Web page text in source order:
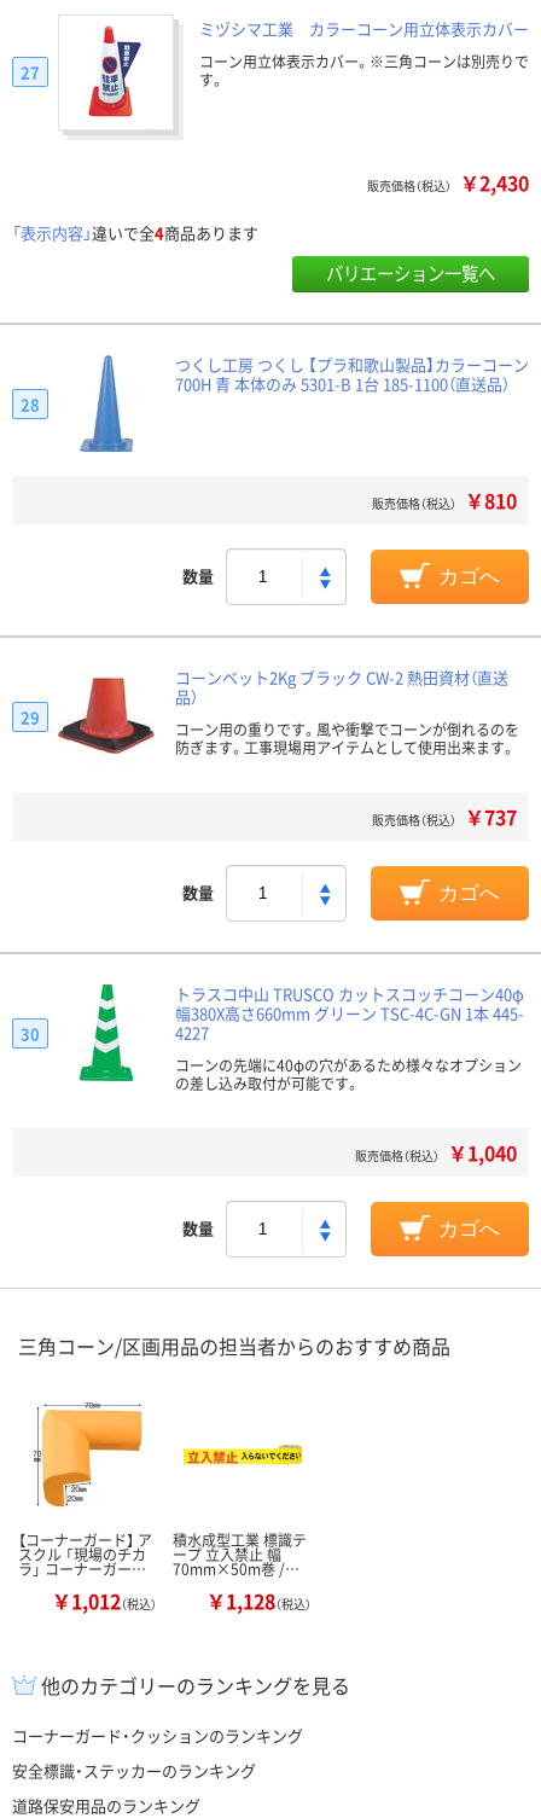
ミヅシマ工業 カラーコーン用立体表示カバー
コーン用立体表示カバー。※三角コーンは別売りで
す。
27
販売価格（税込） ￥2,430
「表示内容」違いで全4商品あります
バリエーション一覧へ
つくし工房 つくし 【プラ和歌山製品】カラーコーン
700H 青 本体のみ 5301-B 1台 185-1100（直送品）
28
販売価格（税込） ￥810
数量 カゴへ
コーンベット2Kg ブラック CW-2 熱田資材（直送
品）
コーン用の重りです。風や衝撃でコーンが倒れるのを
防ぎます。工事現場用アイテムとして使用出来ます。
29
販売価格（税込） ￥737
数量 カゴへ
トラスコ中山 TRUSCO カットスコッチコーン40φ
幅380X高さ660mm グリーン TSC-4C-GN 1本 445-
4227
コーンの先端に40φの穴があるため様々なオプション
の差し込み取付が可能です。
30
販売価格（税込） ￥1,040
数量 カゴへ
三角コーン/区画用品の担当者からのおすすめ商品
【コーナーガード】 ア
スクル 「現場のチカ
ラ」 コーナーガー…
￥1,012（税込）
積水成型工業 標識テ
ープ 立入禁止 幅
70mm×50m巻 /…
￥1,128（税込）
他のカテゴリーのランキングを見る
コーナーガード・クッションのランキング
安全標識・ステッカーのランキング
道路保安用品のランキング